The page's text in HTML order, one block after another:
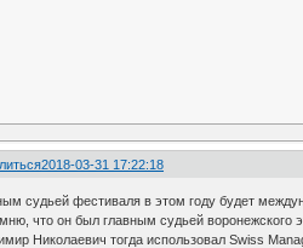
2018-03-31 17:22:18
судьей фестиваля в этом году будет
что он был главным судьей воронежского
Николаевич тогда использовал Swiss